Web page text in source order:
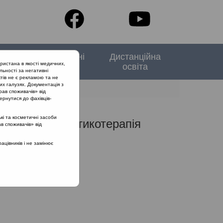
Спеціальні
випуски
Дистанційна
освіта
антибіотикотерапія
в якості медичних,
за негативні
не є рекламою та не
галузях. Документація з
споживачів» від
до фахівців-
та косметичні засоби
споживачів» від
і не замінює